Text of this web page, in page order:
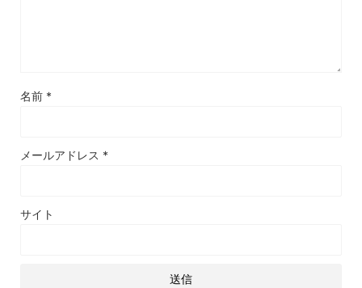
名前 *
メールアドレス *
サイト